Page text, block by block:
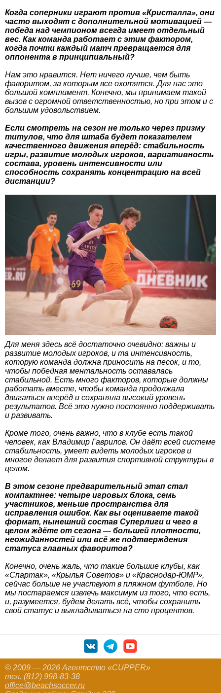
Когда соперники играют против «Кристалла», они
часто выходят с дополнительной мотивацией —
победа над чемпионом всегда имеет отдельный
вес. Как команда работает с этим фактором,
когда почти каждый матч превращается для
оппонента в принципиальный?
Нам это нравится. Нет ничего лучше, чем быть
фаворитом, за которым все охотятся. Для нас это
большой комплимент. Конечно, мы принимаем такой
вызов с огромной ответственностью, но при этом и с
большим удовольствием.
Если смотреть на сезон не только через призму
титулов, что для штаба будет показателем
качественного движения вперёд: стабильность
игры, развитие молодых игроков, вариативность
состава, уровень интенсивности или
способность сохранять концентрацию на всей
дистанции?
Для меня здесь всё достаточно очевидно: важны и
развитие молодых игроков, и та интенсивность,
которую команда должна приносить на песок, и то,
чтобы победная ментальность оставалась
стабильной. Есть много факторов, которые должны
работать вместе, чтобы команда продолжала
двигаться вперёд и сохраняла высокий уровень
результатов. Всё это нужно постоянно поддерживать
и развивать.
Кроме того, очень важно, что в клубе есть такой
человек, как Владимир Гаврилов. Он даёт всей системе
стабильность, умеет видеть молодых игроков и
многое делает для развития спортивной структуры в
целом.
В этом сезоне предварительный этап стал
компактнее: четыре игровых блока, семь
участников, меньше пространства для
исправления ошибок. Как вы оцениваете такой
формат, нынешний состав Суперлиги и чего в
целом ждёте от сезона — большей плотности,
неожиданностей или всё же подтверждения
статуса главных фаворитов?
Конечно, очень жаль, что такие большие клубы, как
«Спартак», «Крылья Советов» и «Краснодар-ЮМР»,
сейчас больше не участвуют в пляжном футболе. Но
мы постараемся извлечь максимум из того, что есть,
и, разумеется, будем делать всё, чтобы сохранить
свой статус и выкладываться на сто процентов.
© 2009 — 2026 Агентство «CUPPER»
тел. (812) 998-83-38
office@beachsoccer.ru